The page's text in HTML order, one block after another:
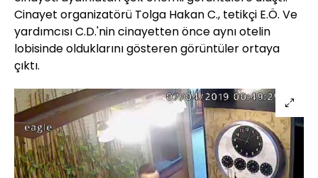
Cinayet organizatörü Tolga Hakan C., tetikçi E.Ö. Ve
yardımcısı C.D.'nin cinayetten önce aynı otelin
lobisinde olduklarını gösteren görüntüler ortaya
çıktı.